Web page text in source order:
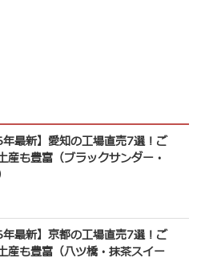
年最新】愛知の工場直売7選！ご
産も豊富（ブラックサンダー・
年最新】京都の工場直売7選！ご
産も豊富（八ツ橋・抹茶スイー